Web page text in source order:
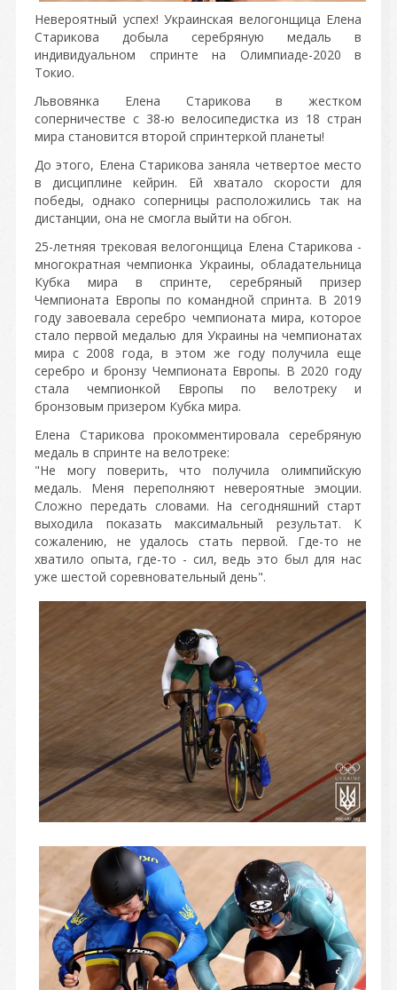
Невероятный успех! Украинская велогонщица Елена
Старикова добыла серебряную медаль в
индивидуальном спринте на Олимпиаде-2020 в
Токио.
Львовянка Елена Старикова в жестком
соперничестве с 38-ю велосипедистка из 18 стран
мира становится второй спринтеркой планеты!
До этого, Елена Старикова заняла четвертое место
в дисциплине кейрин. Ей хватало скорости для
победы, однако соперницы расположились так на
дистанции, она не смогла выйти на обгон.
25-летняя трековая велогонщица Елена Старикова -
многократная чемпионка Украины, обладательница
Кубка мира в спринте, серебряный призер
Чемпионата Европы по командной спринта. В 2019
году завоевала серебро чемпионата мира, которое
стало первой медалью для Украины на чемпионатах
мира с 2008 года, в этом же году получила еще
серебро и бронзу Чемпионата Европы. В 2020 году
стала чемпионкой Европы по велотреку и
бронзовым призером Кубка мира.
Елена Старикова прокомментировала серебряную
медаль в спринте на велотреке:
"Не могу поверить, что получила олимпийскую
медаль. Меня переполняют невероятные эмоции.
Сложно передать словами. На сегодняшний старт
выходила показать максимальный результат. К
сожалению, не удалось стать первой. Где-то не
хватило опыта, где-то - сил, ведь это был для нас
уже шестой соревновательный день".